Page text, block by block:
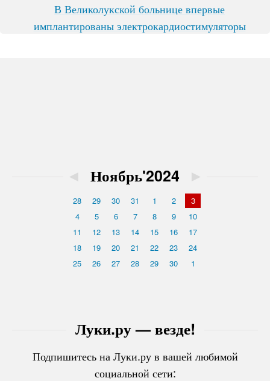
В Великолукской больнице впервые
имплантированы электрокардиостимуляторы
Луки.ру — везде!
Подпишитесь на Луки.ру в вашей любимой
социальной сети:
◄ Ноябрь'2024 ►
28 29 30 31 1 2
3
4
5 6 7 8 9
10
11
12 13 14 15 16
17
18
19 20 21 22 23
24
25
26 27 28 29 30 1